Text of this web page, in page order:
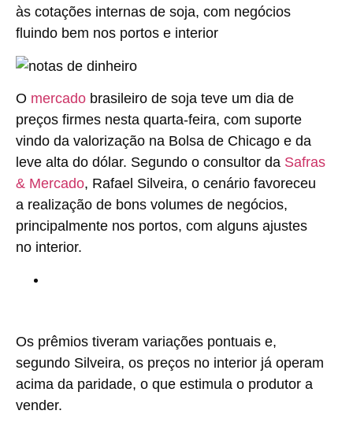
às cotações internas de soja, com negócios
fluindo bem nos portos e interior
O mercado brasileiro de soja teve um dia de
preços firmes nesta quarta-feira, com suporte
vindo da valorização na Bolsa de Chicago e da
leve alta do dólar. Segundo o consultor da Safras
& Mercado, Rafael Silveira, o cenário favoreceu
a realização de bons volumes de negócios,
principalmente nos portos, com alguns ajustes
no interior.
Os prêmios tiveram variações pontuais e,
segundo Silveira, os preços no interior já operam
acima da paridade, o que estimula o produtor a
vender.